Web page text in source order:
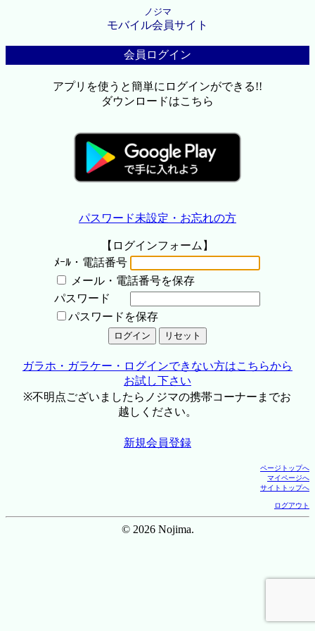
ノジマ
モバイル会員サイト
会員ログイン
アプリを使うと簡単にログインができる!!
ダウンロードはこちら
パスワード未設定・お忘れの方
【ログインフォーム】
ﾒｰﾙ・電話番号
メール・電話番号を保存
パスワード
パスワードを保存
ガラホ・ガラケー・ログインできない方はこちらから
お試し下さい
※不明点ございましたらノジマの携帯コーナーまでお
越しください。
新規会員登録
ページトップへ
マイページへ
サイトトップへ
ログアウト
© 2026 Nojima.